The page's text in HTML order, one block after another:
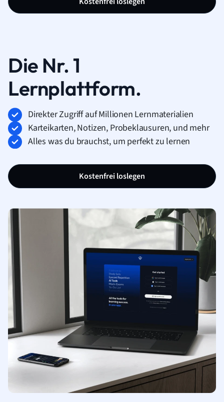
Die Nr. 1
Lernplattform.
Direkter Zugriff auf Millionen Lernmaterialien
Karteikarten, Notizen, Probeklausuren, und mehr
Alles was du brauchst, um perfekt zu lernen
Kostenfrei loslegen